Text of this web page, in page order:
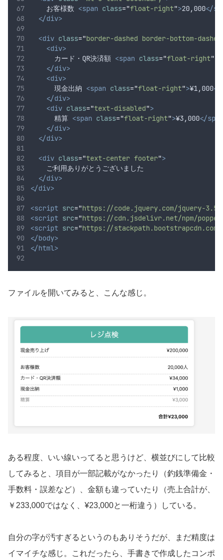
    お客様数
<span class="float-right">20,000</
</div>
<div class="border-dashed border-bottom-
<div>
      カード・QR決済額
<span class="float-right"
</div>
<div>
      現金出納
<span class="float-right">¥1,000</
</div>
<div class="text-disabled">
      精算
<span class="float-right">¥3,000</
</div>
</div>
<div class="text-center footer">
    ご利用ありがとうございました
</div>
</div>
<script src="https://code.jquery.com/jquery-
<script src="https://cdn.jsdelivr.net/npm/
<script src="https://
</body>
</html>
ファイルを開いてみると、こんな感じ。
ある程度、いい線いってると思うけど、横並びにして比較
してみると、項目が一部記載がなかったり（釣銭準備金・
手数料・誤差など）、金額も違っていたり（売上合計が、
￥233,000ではなく、¥23,000と一桁違う）している。
自分の字が汚すぎるというのもありそうだが、まだ精度は
イマイチな感じ。これだったら、手書きで作成したコンポ